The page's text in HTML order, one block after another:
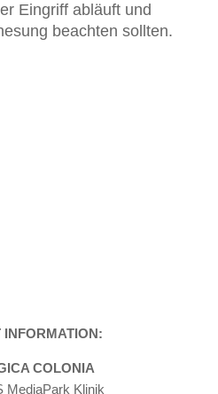
Eingriff abläuft und
beachten sollten.
INFORMATION:
COLONIA
MediaPark Klinik